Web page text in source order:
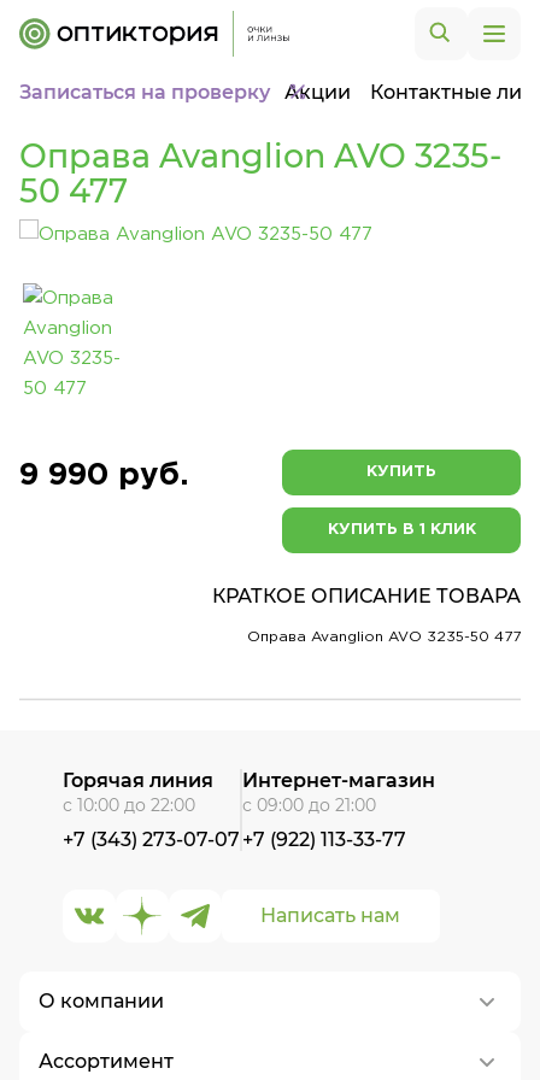
Записаться на проверку Акции Контактные
Оправа Avanglion AVO 3235-
50 477
9 990 руб. КУПИТЬ
КУПИТЬ В 1 КЛИК
КРАТКОЕ ОПИСАНИЕ ТОВАРА
Оправа Avanglion AVO 3235-50 477
О компании
О нас
Ассортимент
Написать нам
Горячая линия
с 10:00 до 22:00
+7 (343) 273-07-07
Интернет-магазин
с 09:00 до 21:00
+7 (922) 113-33-77